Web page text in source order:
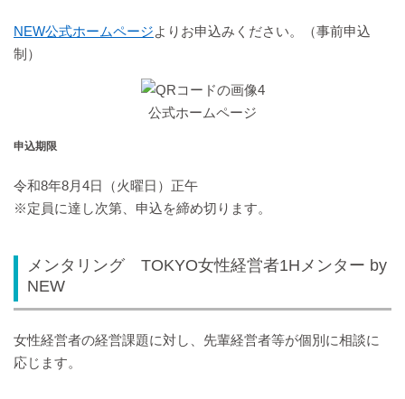
NEW公式ホームページよりお申込みください。（事前申込
制）
公式ホームページ
申込期限
令和8年8月4日（火曜日）正午
※定員に達し次第、申込を締め切ります。
メンタリング TOKYO女性経営者1Hメンター by
NEW
女性経営者の経営課題に対し、先輩経営者等が個別に相談に
応じます。